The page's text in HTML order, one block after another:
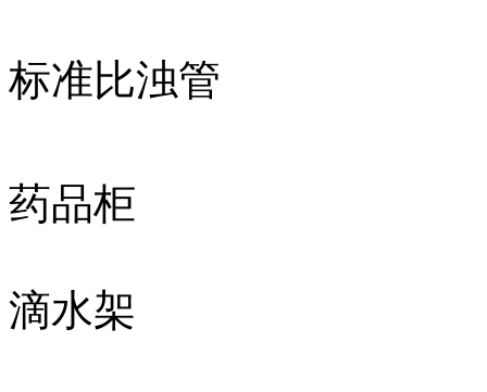
标准比浊管
药品柜
滴水架